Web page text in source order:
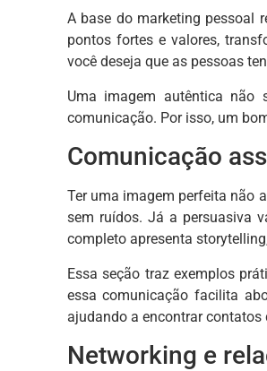
A base do marketing pessoal
pontos fortes e valores,
você deseja que as pessoas
Uma imagem autêntica
comunicação. Por isso, um
Comunicação
Ter uma imagem perfeita não
sem ruídos. Já a persuasiva
completo apresenta
Essa seção traz exemplos
essa comunicação facilita
ajudando a encontrar
Networking e